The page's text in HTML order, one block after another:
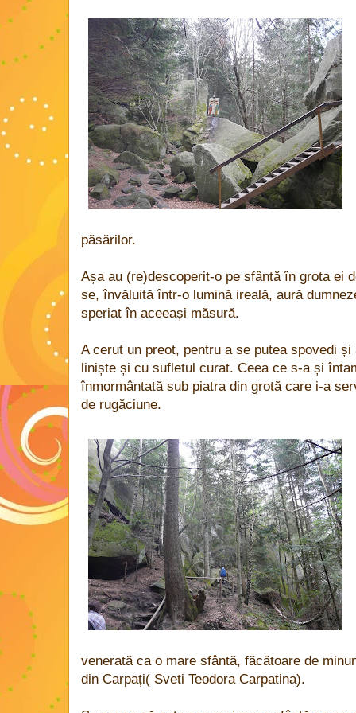
păsărilor.
Așa au (re)descoperit-o pe sfântă în grota ei
se, învăluită într-o lumină ireală, aură
speriat în aceeași măsură.
A cerut un preot, pentru a se putea spovedi
liniște și cu sufletul curat. Ceea ce s-a și
înmormântată sub piatra din grotă care i-a
de rugăciune.
venerată ca o mare sfântă, făcătoare de
din Carpați( Sveti Teodora Carpatina).